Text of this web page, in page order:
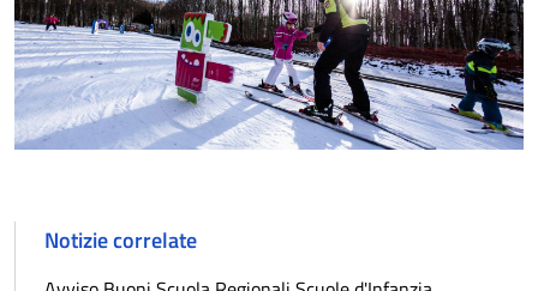
Notizie correlate